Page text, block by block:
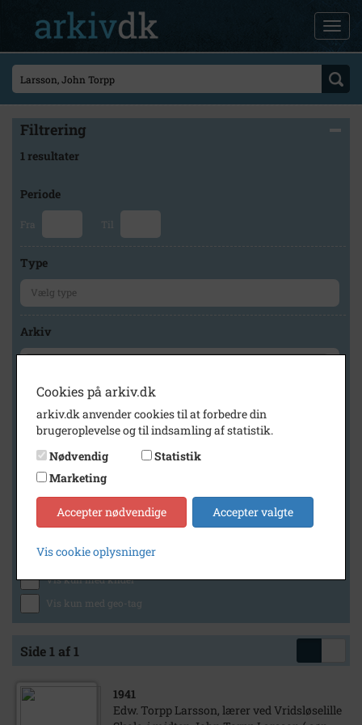
Filtrering
1 resultater
Periode
Fra Til
Type
Arkiv
Geografi
Generelt
Vis kun med billeder
Vis kun med lydklip
Vis kun med kilder
Vis kun med geo-tag
Side 1 af 1
1941
Edw. Torpp Larsson, lærer ved Vridsløselille
Cookies på arkiv.dk
arkiv.dk anvender cookies til at forbedre din
brugeroplevelse og til indsamling af statistik.
Nødvendig
Statistik
Marketing
Accepter nødvendige Accepter valgte
Vis cookie oplysninger